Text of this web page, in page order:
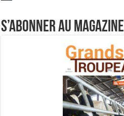
S’abonner au magazine